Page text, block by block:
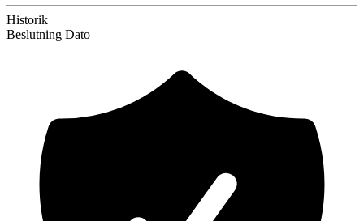
Historik
Beslutning Dato